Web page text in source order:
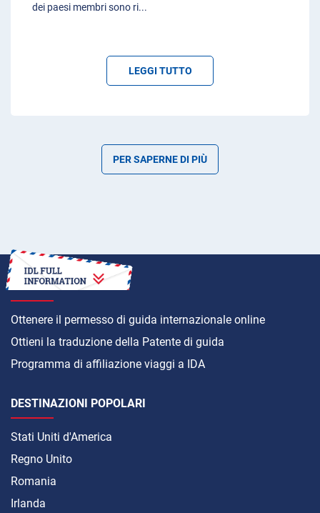
dei paesi membri sono ri...
LEGGI TUTTO
PER SAPERNE DI PIÙ
COME
Ottenere il permesso di guida internazionale online
Ottieni la traduzione della Patente di guida
Programma di affiliazione viaggi a IDA
DESTINAZIONI POPOLARI
Stati Uniti d'America
Regno Unito
Romania
Irlanda